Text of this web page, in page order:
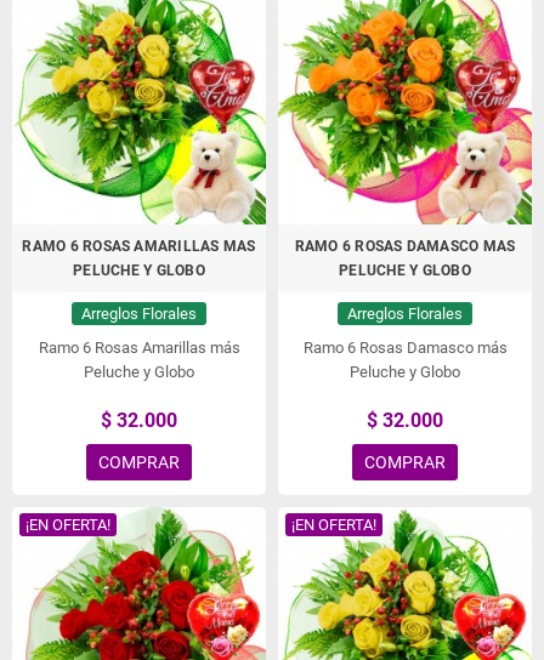
RAMO 6 ROSAS AMARILLAS MAS
PELUCHE Y GLOBO
Arreglos Florales
Ramo 6 Rosas Amarillas más
Peluche y Globo
$ 32.000
COMPRAR
RAMO 6 ROSAS DAMASCO MAS
PELUCHE Y GLOBO
Arreglos Florales
Ramo 6 Rosas Damasco más
Peluche y Globo
$ 32.000
COMPRAR
¡EN OFERTA! ¡EN OFERTA!